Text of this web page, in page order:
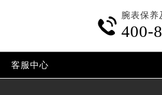

腕表保养
400-
客服中心